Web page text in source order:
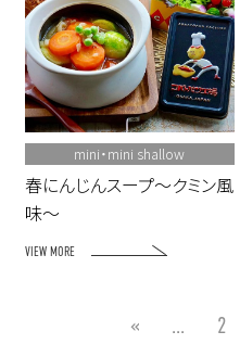
mini・mini shallow
春にんじんスープ～クミン風
味～
VIEW MORE
« ... 2